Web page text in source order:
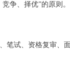
争、择优”的原则。
试、资格复审、